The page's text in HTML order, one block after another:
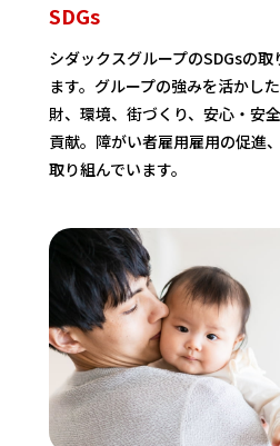
SDGs
シダックスグループのSDGsの
ます。グループの強みを活かし
財、環境、街づくり、安心・安
貢献。障がい者雇用雇用の促進
取り組んでいます。